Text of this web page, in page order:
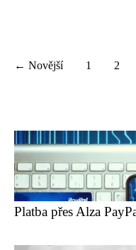
← Novější 1 2
Platba přes Alza